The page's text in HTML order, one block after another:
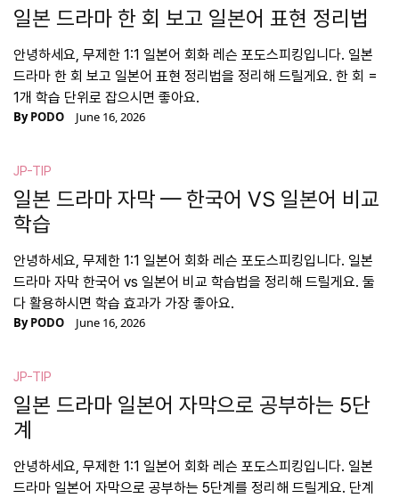
일본 드라마 한 회 보고 일본어 표현 정리법
안녕하세요, 무제한 1:1 일본어 회화 레슨 포도스피킹입니다. 일본
드라마 한 회 보고 일본어 표현 정리법을 정리해 드릴게요. 한 회 =
1개 학습 단위로 잡으시면 좋아요.
ByPODO June 16, 2026
JP-TIP
일본 드라마 자막 — 한국어 VS 일본어 비교
학습
안녕하세요, 무제한 1:1 일본어 회화 레슨 포도스피킹입니다. 일본
드라마 자막 한국어 vs 일본어 비교 학습법을 정리해 드릴게요. 둘
다 활용하시면 학습 효과가 가장 좋아요.
ByPODO June 16, 2026
JP-TIP
일본 드라마 일본어 자막으로 공부하는 5단
계
안녕하세요, 무제한 1:1 일본어 회화 레슨 포도스피킹입니다. 일본
드라마 일본어 자막으로 공부하는 5단계를 정리해 드릴게요. 단계